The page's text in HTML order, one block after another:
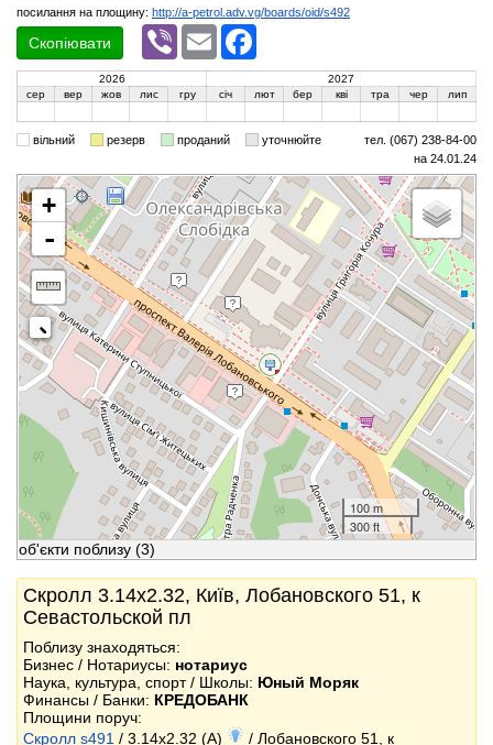
посилання на площину: http://a-petrol.adv.vg/boards/oid/s492
Скопіювати
Viber Email
2026
2027
сер
вер жов лис гру січ лют бер кві тра чер лип
вільний резерв проданий уточнюйте
тел. (067) 238-84-00
на 24.01.24
+
-
100 m
300 ft
об'єкти поблизу (3)
Скролл 3.14x2.32, Київ, Лобановского 51, к
Севастольской пл
Поблизу знаходяться:
Бизнес / Нотариусы: нотариус
Наука, культура, спорт / Школы: Юный Моряк
Финансы / Банки: КРЕДОБАНК
Площини поруч:
Скролл s491 / 3.14x2.32 (A) / Лобановского 51, к